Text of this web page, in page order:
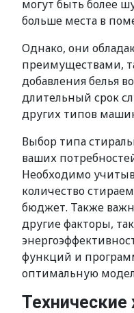
могут быть более
больше места в
Однако, они
преимуществами,
добавления белья
длительный срок
других типов
Выбор типа
ваших
Необходимо
количество
бюджет. Также
другие факторы,
функций и
оптимальную
Технические